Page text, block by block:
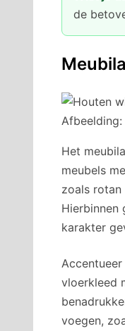
de
Het
meubels
zoals
Hierbinnen
karakter
vloerkleed
voegen,